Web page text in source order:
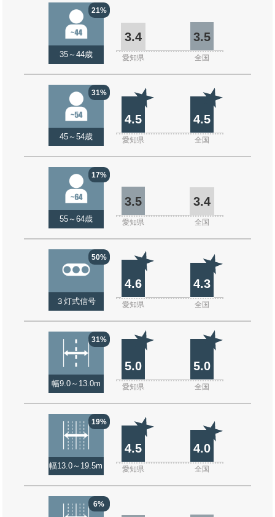
21%
35～44歳
3.4 3.5
愛知県 全国
31%
45～54歳
4.5 4.5
愛知県 全国
17%
55～64歳
3.5 3.4
愛知県 全国
50%
３灯式信号
4.6 4.3
愛知県 全国
31%
幅9.0～13.0m
5.0 5.0
愛知県 全国
19%
幅13.0～19.5m
4.5 4.0
愛知県 全国
6%